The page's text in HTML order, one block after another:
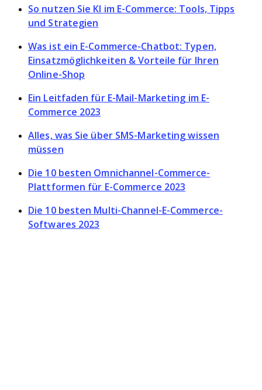
So nutzen Sie KI im E-Commerce: Tools, Tipps
und Strategien
Was ist ein E-Commerce-Chatbot: Typen,
Einsatzmöglichkeiten & Vorteile für Ihren
Online-Shop
Ein Leitfaden für E-Mail-Marketing im E-
Commerce 2023
Alles, was Sie über SMS-Marketing wissen
müssen
Die 10 besten Omnichannel-Commerce-
Plattformen für E-Commerce 2023
Die 10 besten Multi-Channel-E-Commerce-
Softwares 2023